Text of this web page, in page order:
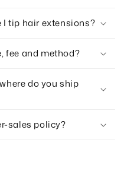
I tip hair extensions?
fee and method?
do you ship
sales policy?